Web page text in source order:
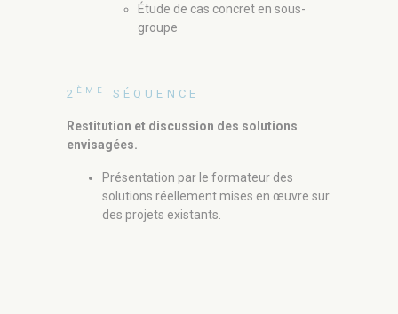
Étude de cas concret en sous-
groupe
2 ÈME SÉQUENCE
Restitution et discussion des solutions
envisagées.
Présentation par le formateur des
solutions réellement mises en œuvre sur
des projets existants.